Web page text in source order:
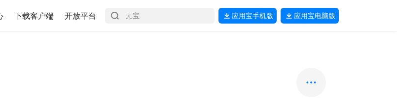
下载客户端 开放平台 应用宝手机版 应用宝电脑版